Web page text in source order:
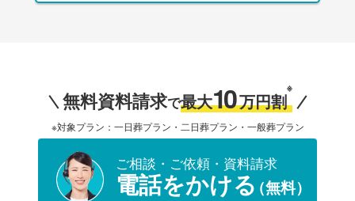
無料資料請求で最大10万円割
※
※対象プラン：一日葬プラン・二日葬プラン・一般葬プラン
ご相談・ご依頼・資料請求
電話をかける（無料）